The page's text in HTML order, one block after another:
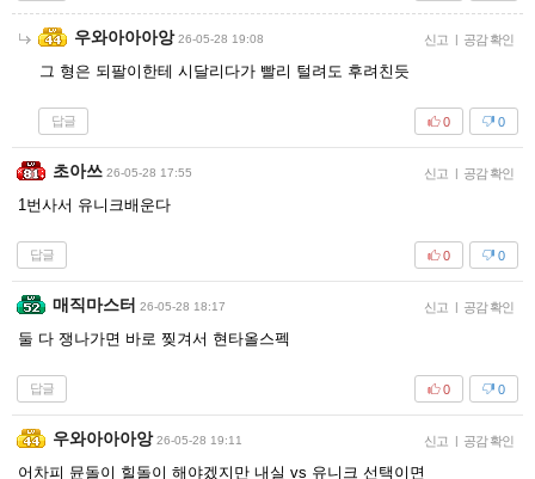
우와아아아앙 26-05-28 19:08 신고 | 공감 확인
그 형은 되팔이한테 시달리다가 빨리 털려도 후려친듯
답글 0
0
초아쓰 26-05-28 17:55 신고 | 공감 확인
1번사서 유니크배운다
답글 0
0
매직마스터 26-05-28 18:17 신고 | 공감 확인
둘 다 쟁나가면 바로 찢겨서 현타올스펙
답글 0
0
우와아아아앙 26-05-28 19:11 신고 | 공감 확인
어차피 뮨돌이 힐돌이 해야겠지만 내실 vs 유니크 선택이면